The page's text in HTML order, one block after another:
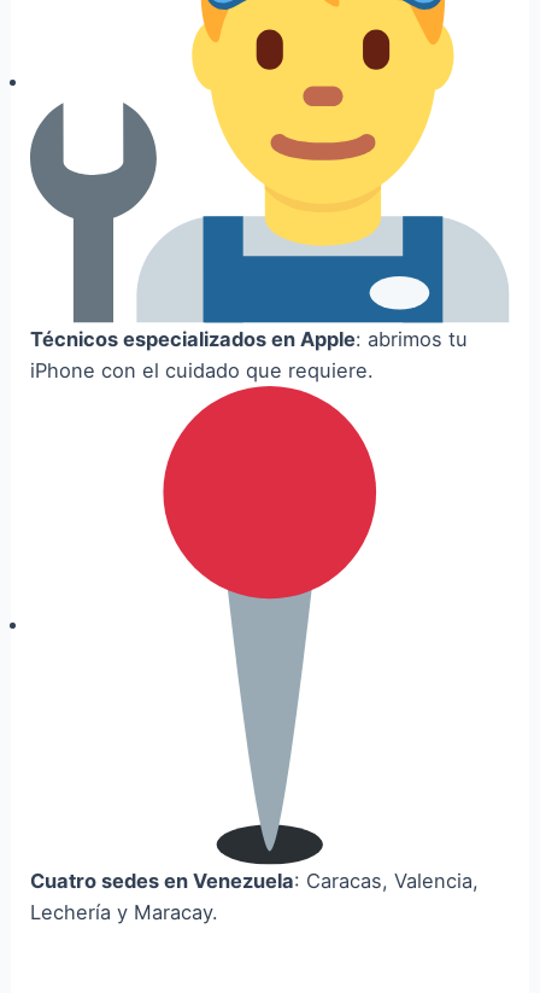
Técnicos especializados en Apple: abrimos tu
iPhone con el cuidado que requiere.
Cuatro sedes en Venezuela: Caracas, Valencia,
Lechería y Maracay.